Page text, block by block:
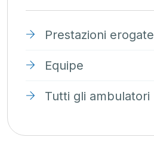
Prestazioni erogate
Equipe
Tutti gli ambulatori